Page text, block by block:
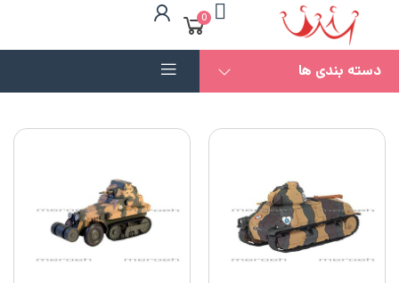
0
دسته بندی ها